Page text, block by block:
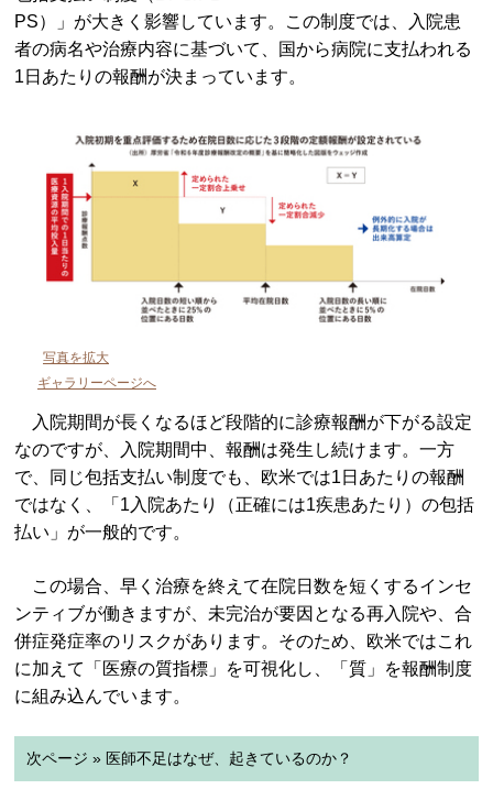
PS）」が大きく影響しています。この制度では、入院患
者の病名や治療内容に基づいて、国から病院に支払われる
1日あたりの報酬が決まっています。
写真を拡大
ギャラリーページへ
入院期間が長くなるほど段階的に診療報酬が下がる設定
なのですが、入院期間中、報酬は発生し続けます。一方
で、同じ包括支払い制度でも、欧米では1日あたりの報酬
ではなく、「1入院あたり（正確には1疾患あたり）の包括
払い」が一般的です。
この場合、早く治療を終えて在院日数を短くするインセ
ンティブが働きますが、未完治が要因となる再入院や、合
併症発症率のリスクがあります。そのため、欧米ではこれ
に加えて「医療の質指標」を可視化し、「質」を報酬制度
に組み込んでいます。
次ページ » 医師不足はなぜ、起きているのか？